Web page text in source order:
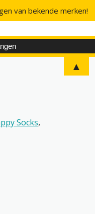
Socks,
van bekende merken!
▲